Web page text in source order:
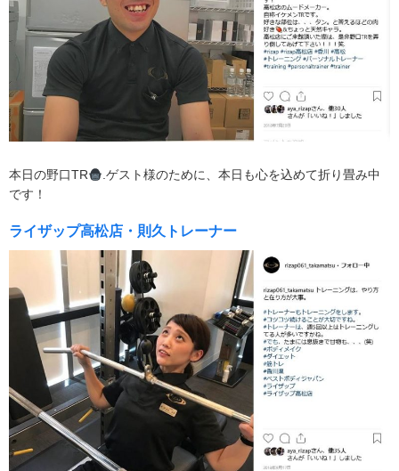
本日の野口TR
.ゲスト様のために、本日も心を込めて折り畳み中
です！
ライザップ高松店・則久トレーナー